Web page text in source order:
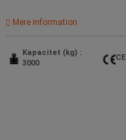
Mere information
Kapacitet (kg) :
3000
CE